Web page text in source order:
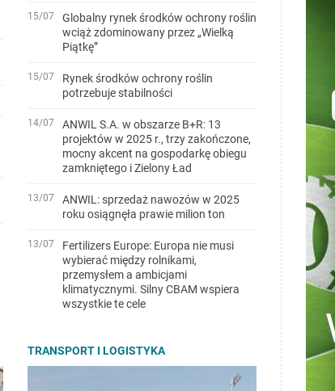
15/07
Globalny rynek środków ochrony roślin
wciąż zdominowany przez „Wielką
Piątkę”
15/07
Rynek środków ochrony roślin
potrzebuje stabilności
14/07
ANWIL S.A. w obszarze B+R: 13
projektów w 2025 r., trzy zakończone,
mocny akcent na gospodarkę obiegu
zamkniętego i Zielony Ład
13/07
ANWIL: sprzedaż nawozów w 2025
roku osiągnęła prawie milion ton
13/07
Fertilizers Europe: Europa nie musi
wybierać między rolnikami,
przemysłem a ambicjami
klimatycznymi. Silny CBAM wspiera
wszystkie te cele
TRANSPORT I LOGISTYKA